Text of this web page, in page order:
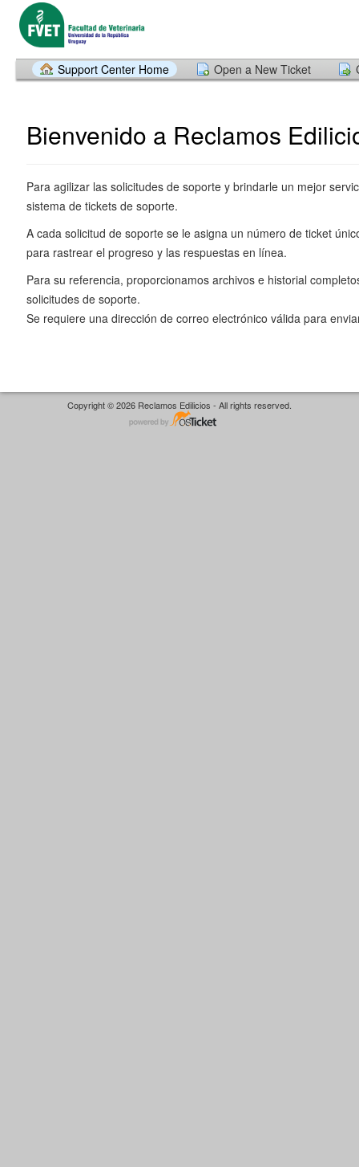
Support Center Home Open a New Ticket
Bienvenido a Reclamos
Para agilizar las solicitudes de soporte y brindarle un mejor
sistema de tickets de soporte.
A cada solicitud de soporte se le asigna un número de ticket
para rastrear el progreso y las respuestas en línea.
Para su referencia, proporcionamos archivos e historial
solicitudes de soporte.
Se requiere una dirección de correo electrónico válida para
Copyright © 2026 Reclamos Edilicios - All rights reserved.